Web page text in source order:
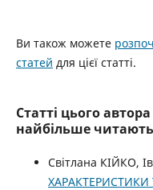
Ви також можете
статей для цієї статті.
Статті цього
найбільше читають
Світлана КІЙКО,